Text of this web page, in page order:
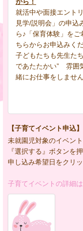
就活中や面接エント
見学/説明会」の申込
ら♪「保育体験」をご
ちらからお申込みくだ
子どもたちも先生た
であたたかい” 雰囲
緒にお仕事をしませ
【子育てイベント申込】
未就園児対象のイベン
『選択する』ボタンを
申し込み希望日をクリ
子育てイベントの詳細